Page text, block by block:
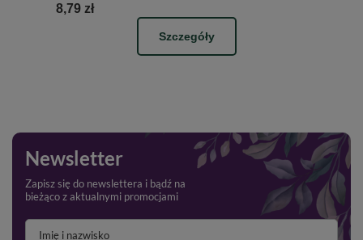
8,79 zł
Szczegóły
Newsletter
Zapisz się do newslettera i bądź na
bieżąco z aktualnymi promocjami